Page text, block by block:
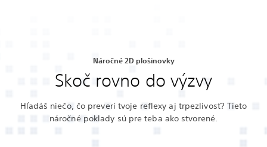
Náročné 2D plošinovky
Skoč rovno do výzvy
Hľadáš niečo, čo preverí tvoje reflexy aj trpezlivosť? Tieto
náročné poklady sú pre teba ako stvorené.